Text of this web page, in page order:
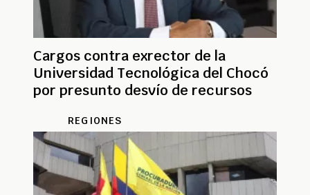
Cargos contra exrector de la
Universidad Tecnológica del Chocó
por presunto desvío de recursos
REGIONES